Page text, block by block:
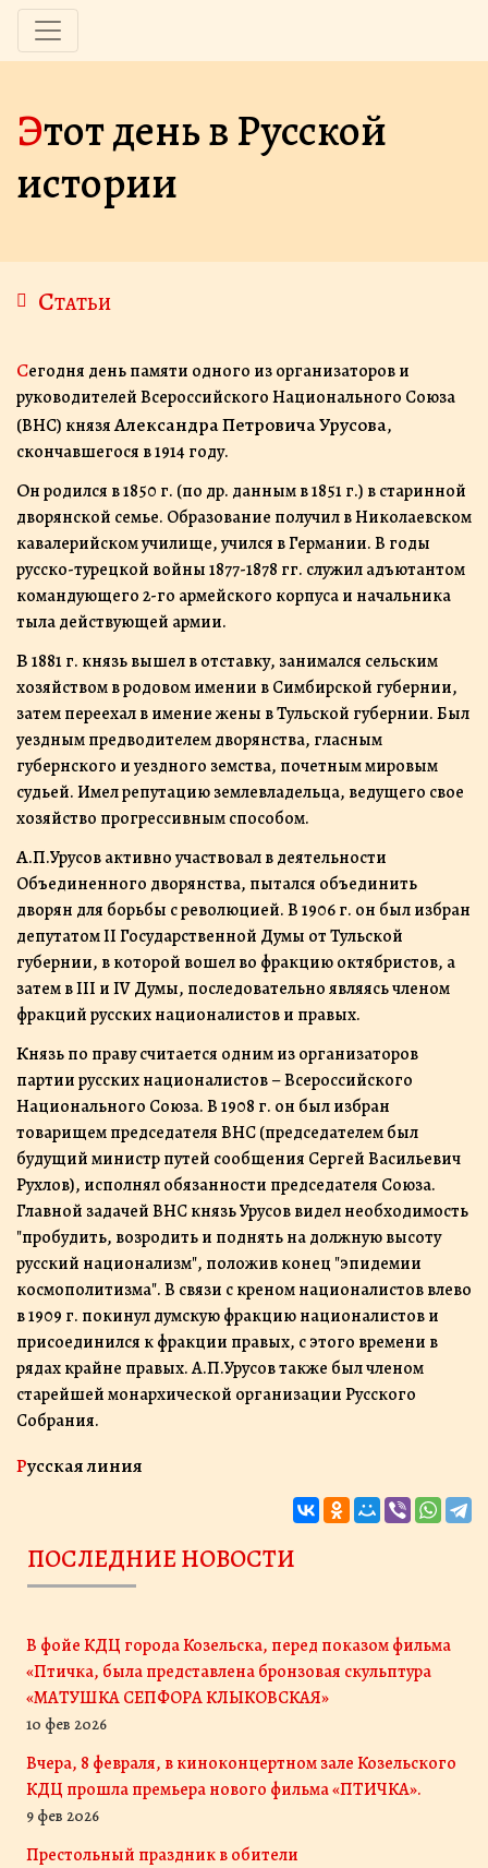
Этот день в Русской
истории
Статьи
Сегодня день памяти одного из организаторов и
руководителей Всероссийского Национального Союза
(ВНС) князяАлександра Петровича Урусова,
cкончавшегося в 1914 году.
Он родился в 1850 г. (по др. данным в 1851 г.) в старинной
дворянской семье. Образование получил в Николаевском
кавалерийском училище, учился в Германии. В годы
русско-турецкой войны 1877-1878 гг. служил адъютантом
командующего 2-го армейского корпуса и начальника
тыла действующей армии.
В1881 г. князь вышел в отставку, занимался сельским
хозяйством в родовом имении в Симбирской губернии,
затем переехал в имение жены в Тульской губернии. Был
уездным предводителем дворянства, гласным
губернского и уездного земства, почетным мировым
судьей. Имел репутацию землевладельца, ведущего свое
хозяйство прогрессивным способом.
А.П.Урусов активно участвовал в деятельности
Объединенного дворянства, пытался объединить
дворян для борьбы с революцией. В 1906 г. он был избран
депутатом II Государственной Думы от Тульской
губернии, в которой вошел во фракцию октябристов, а
затем в III и IV Думы, последовательно являясь членом
фракций русских националистов и правых.
Князь по праву считается одним из организаторов
партии русских националистов – Всероссийского
Национального Союза. В 1908 г. он был избран
товарищем председателя ВНС (председателем был
будущий министр путей сообщения Сергей Васильевич
Рухлов), исполнял обязанности председателя Союза.
Главной задачей ВНС князь Урусов видел необходимость
"пробудить, возродить и поднять на должную высоту
русский национализм", положив конец "эпидемии
космополитизма". В связи с креном националистов влево
в 1909 г. покинул думскую фракцию националистов и
присоединился к фракции правых, с этого времени в
рядах крайне правых. А.П.Урусов также был членом
старейшей монархической организации Русского
Собрания.
Русская линия
ПОСЛЕДНИЕ НОВОСТИ
В фойе КДЦ города Козельска, перед показом фильма
«Птичка, была представлена бронзовая скульптура
«МАТУШКА СЕПФОРА КЛЫКОВСКАЯ»
10 фев 2026
Вчера, 8 февраля, в киноконцертном зале Козельского
КДЦ прошла премьера нового фильма «ПТИЧКА».
9 фев 2026
Престольный праздник в обители